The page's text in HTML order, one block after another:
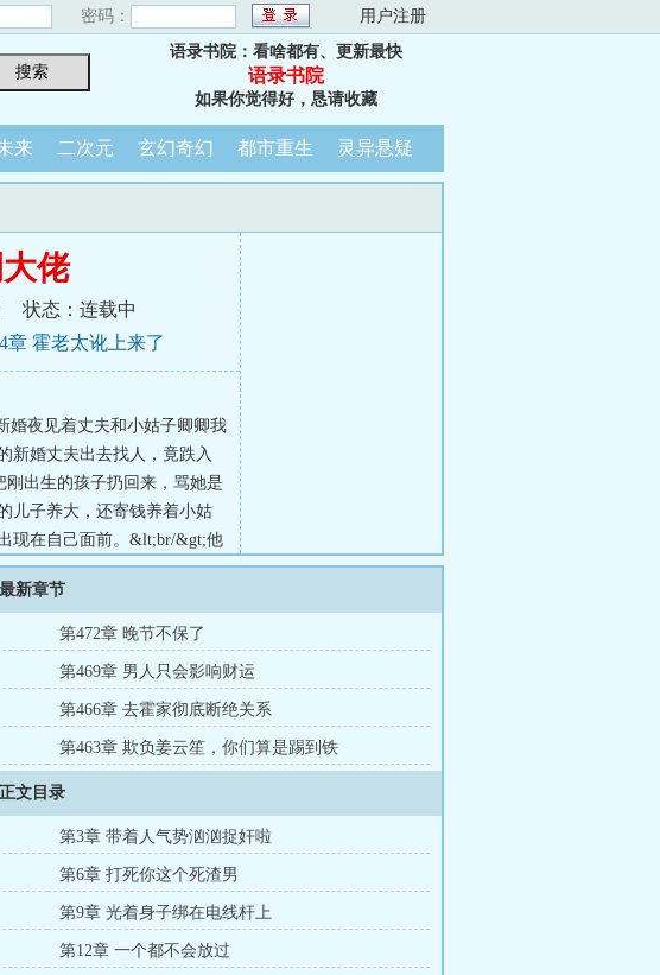
密码： 用户注册
语录书院：看啥都有、更新最快
语录书院
如果你觉得好，恳请收藏
来 二次元 玄幻奇幻 都市重生 灵异悬疑
佬
状态：连载中
章 霍老太讹上来了
婚夜见着丈夫和小姑子卿卿我
新婚丈夫出去找人，竟跌入
出生的孩子扔回来，骂她是
儿子养大，还寄钱养着小姑
现在自己面前。&lt;br/&gt;他
子和丈夫没有血缘。
婚夜让小姑子孕吐，让全村
！...
新章节
第472章 晚节不保了
第469章 男人只会影响财运
第466章 去霍家彻底断绝关系
第463章 欺负姜云笙，你们算是踢到铁
文目录
第3章 带着人气势汹汹捉奸啦
第6章 打死你这个死渣男
第9章 光着身子绑在电线杆上
第12章 一个都不会放过